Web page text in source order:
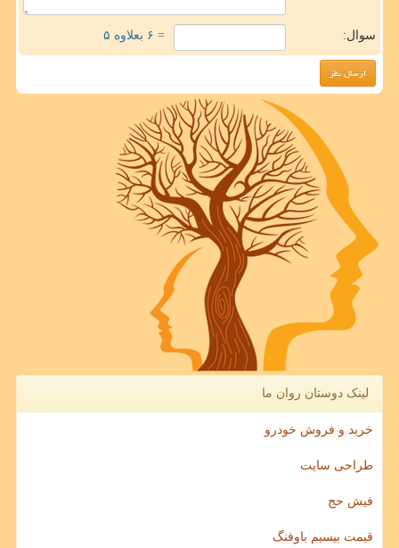
سوال: = ۶ بعلاوه ۵
لینک دوستان روان ما
خرید و فروش خودرو
طراحی سایت
فیش حج
قیمت بیسیم باوفنگ